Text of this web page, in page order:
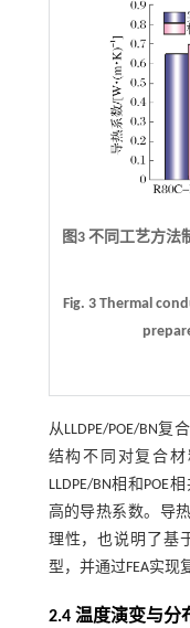
图3 不同工艺方法
Fig. 3 Thermal
从LLDPE/POE/BN
结构不同对复合
LLDPE/BN相和POE
高的导热系数。导
理性，也说明了基
型，并通过FEA实现
2.4 温度演变与分